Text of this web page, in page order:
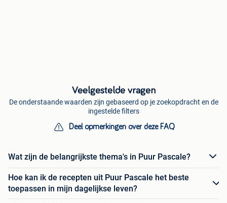
Veelgestelde vragen
De onderstaande waarden zijn gebaseerd op je zoekopdracht en de
ingestelde filters
Deel opmerkingen over deze FAQ
Wat zijn de belangrijkste thema's in Puur Pascale?
Hoe kan ik de recepten uit Puur Pascale het beste
toepassen in mijn dagelijkse leven?